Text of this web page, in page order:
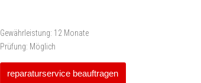
Gewährleistung: 12 Monate
Prüfung: Möglich
reparaturservice beauftragen